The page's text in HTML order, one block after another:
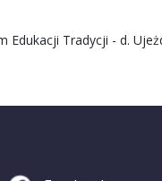
Tradycji - d.